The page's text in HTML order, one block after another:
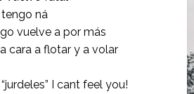
ná
vuelve a por más
cara a flotar y a volar
I cant feel you!